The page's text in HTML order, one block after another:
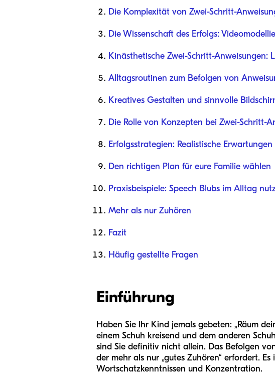
Die Komplexität von Zwei-Schritt-
Die Wissenschaft des Erfolgs:
Kinästhetische Zwei-Schritt-Anweisungen:
Alltagsroutinen zum Befolgen von
Kreatives Gestalten und sinnvolle
Die Rolle von Konzepten bei Zwei-Schritt-
Erfolgsstrategien: Realistische Erwartungen
Den richtigen Plan für eure Familie wählen
Praxisbeispiele: Speech Blubs im Alltag
Mehr als nur Zuhören
Fazit
Häufig gestellte Fragen
Einführung
Haben Sie Ihr Kind jemals gebeten: „Räum
einem Schuh kreisend und dem anderen
sind Sie definitiv nicht allein. Das Befolgen
der mehr als nur „gutes Zuhören“ erfordert.
Wortschatzkenntnissen und Konzentration.